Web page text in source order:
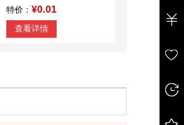
特价： ¥0.01
查看详情